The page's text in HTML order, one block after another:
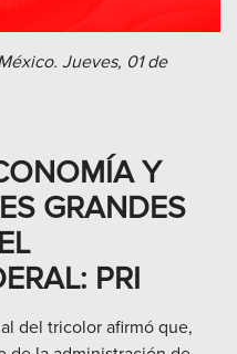
Jueves, 01 de
Y
GRANDES
PRI
del tricolor afirmó que,